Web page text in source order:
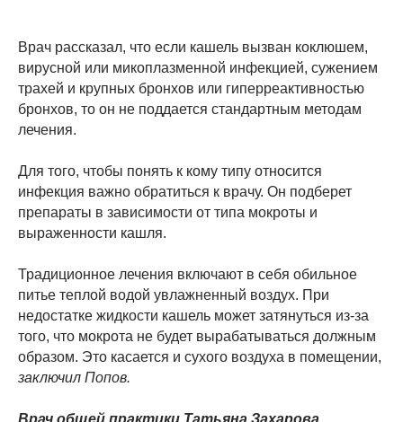
Врач рассказал, что если кашель вызван коклюшем,
вирусной или микоплазменной инфекцией, сужением
трахей и крупных бронхов или гиперреактивностью
бронхов, то он не поддается стандартным методам
лечения.
Для того, чтобы понять к кому типу относится
инфекция важно обратиться к врачу. Он подберет
препараты в зависимости от типа мокроты и
выраженности кашля.
Традиционное лечения включают в себя обильное
питье теплой водой увлажненный воздух. При
недостатке жидкости кашель может затянуться из-за
того, что мокрота не будет вырабатываться должным
образом. Это касается и сухого воздуха в помещении,
заключил Попов.
Врач общей практики Татьяна Захарова